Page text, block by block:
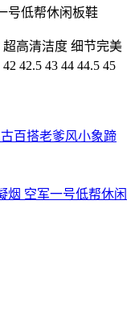
号低帮休闲板鞋
高清洁度 细节完美
42.5 43 44 44.5 45
百搭老爹风小象蹄
烟 空军一号低帮休闲